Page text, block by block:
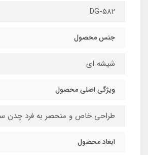
DG-582
جنس محصول
شیشه ای
ویژگی اصلی محصول
طراحی خاص و منحصر به فرد چدن
ابعاد محصول